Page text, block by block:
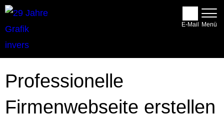
Professionelle
Firmenwebseite erstellen